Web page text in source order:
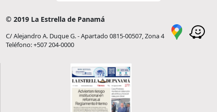
© 2019 La Estrella de Panamá
C/ Alejandro A. Duque G. - Apartado 0815-00507, Zona 4
Teléfono: +507 204-0000